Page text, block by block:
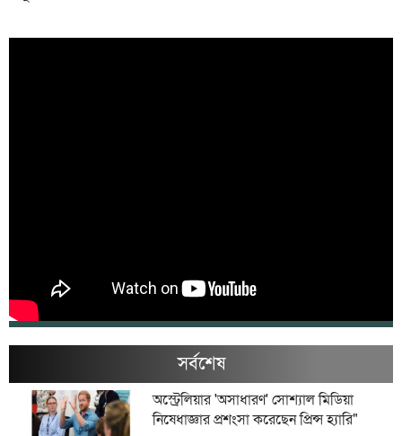
সর্বশেষ
অস্ট্রেলিয়ার 'অসাধারণ' সোশ্যাল মিডিয়া
নিষেধাজ্ঞার প্রশংসা করেছেন প্রিন্স হ্যারি"